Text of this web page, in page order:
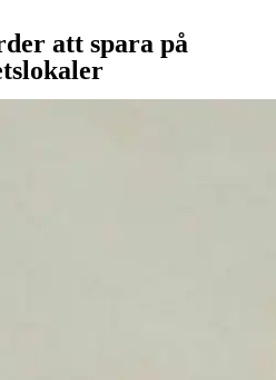
att spara på